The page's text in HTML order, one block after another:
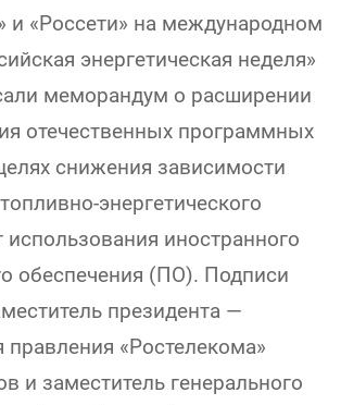
и «Россети» на международном
энергетическая неделя»
меморандум о расширении
отечественных программных
снижения зависимости
энергетического
использования иностранного
обеспечения (ПО). Подписи
президента —
правления «Ростелекома»
и заместитель генерального